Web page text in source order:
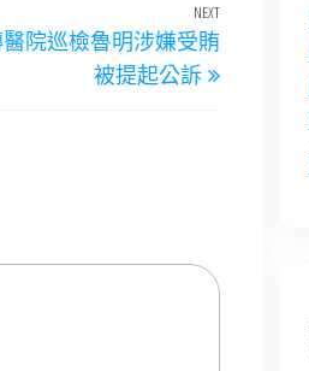
Next
Post
NEXT
院巡檢魯明涉嫌受賄
被提起公訴